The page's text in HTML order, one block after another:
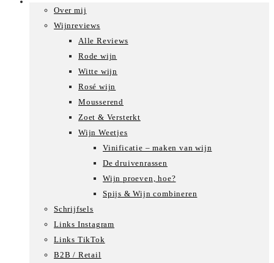
Over mij
Wijnreviews
Alle Reviews
Rode wijn
Witte wijn
Rosé wijn
Mousserend
Zoet & Versterkt
Wijn Weetjes
Vinificatie – maken van wijn
De druivenrassen
Wijn proeven, hoe?
Spijs & Wijn combineren
Schrijfsels
Links Instagram
Links TikTok
B2B / Retail